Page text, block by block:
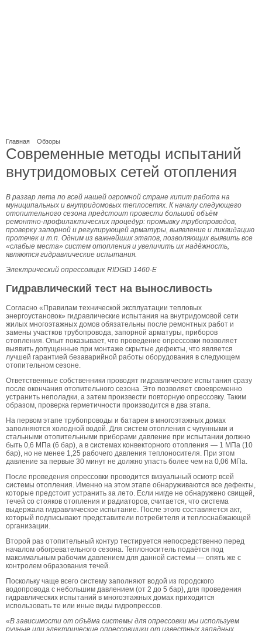
Главная Обзоры
Современные методы испытаний
внутридомовых сетей отопления
В разгар лета по всей нашей огромной стране кипит работа на
муниципальных и внутридомовых теплосетях. К началу следующего
отопительного сезона предстоит провести большой объём
ремонтно-профилактических процедур: промывку трубопроводов,
проверку запорной и регулирующей арматуры, выявление и ликвидацию
протечек и т.п. Одним из важнейших этапов, позволяющих выявить все
«слабые места» систем отопления и увеличить их надёжность,
являются гидравлические испытания.
Электрический опрессовщик RIDGID 1460-Е
Гидравлический тест на выносливость
Согласно «Правилам технической эксплуатации тепловых
энергоустановок» гидравлические испытания на внутридомовой сети
жилых многоэтажных домов обязательны после ремонтных работ и
замены участков трубопровода, запорной арматуры, приборов
отопления. Опыт показывает, что проведение опрессовки позволяет
выявить допущенные при монтаже скрытые дефекты, что является
лучшей гарантией безаварийной работы оборудования в следующем
отопительном сезоне.
Ответственные собственники проводят гидравлические испытания сразу
после окончания отопительного сезона. Это позволяет своевременно
устранить неполадки, а затем произвести повторную опрессовку. Таким
образом, проверка герметичности производится в два этапа.
На первом этапе трубопроводы и батареи в многоэтажных домах
заполняются холодной водой. Для систем отопления с чугунными и
стальными отопительными приборами давление при испытании должно
быть 0,6 МПа (6 бар), а в системах конвекторного отопления — 1 МПа (10
бар), но не менее 1,25 рабочего давления теплоносителя. При этом
давление за первые 30 минут не должно упасть более чем на 0,06 МПа.
После проведения опрессовки проводится визуальный осмотр всей
системы отопления. Именно на этом этапе обнаруживаются все дефекты,
которые предстоит устранить за лето. Если нигде не обнаружено свищей,
течей со стояков отопления и радиаторов, считается, что система
выдержала гидравлическое испытание. После этого составляется акт,
который подписывают представители потребителя и теплоснабжающей
организации.
Второй раз отопительный контур тестируется непосредственно перед
началом обогревательного сезона. Теплоноситель подаётся под
максимальным рабочим давлением для данной системы — опять же с
контролем образования течей.
Поскольку чаще всего систему заполняют водой из городского
водопровода с небольшим давлением (от 2 до 5 бар), для проведения
гидравлических испытаний в многоэтажных домах приходится
использовать те или иные виды гидропрессов.
«В зависимости от объёма системы для опрессовки мы используем
ручные или электрические опрессовщики от известных западных